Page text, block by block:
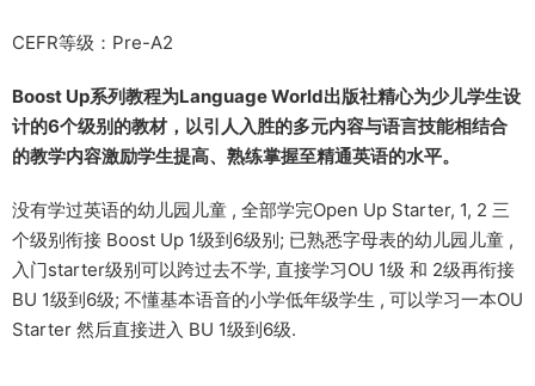
CEFR等级：Pre-A2
Boost Up系列教程为Language World出版社精心为少儿学生设
计的6个级别的教材，以引人入胜的多元内容与语言技能相结合
的教学内容激励学生提高、熟练掌握至精通英语的水平。
没有学过英语的幼儿园儿童 , 全部学完Open Up Starter, 1, 2 三
个级别衔接 Boost Up 1级到6级别; 已熟悉字母表的幼儿园儿童 ,
入门starter级别可以跨过去不学, 直接学习OU 1级 和 2级再衔接
BU 1级到6级; 不懂基本语音的小学低年级学生 , 可以学习一本OU
Starter 然后直接进入 BU 1级到6级.